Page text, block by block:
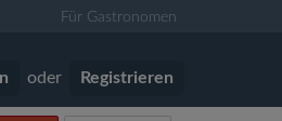
Für Gastronomen
oder Registrieren